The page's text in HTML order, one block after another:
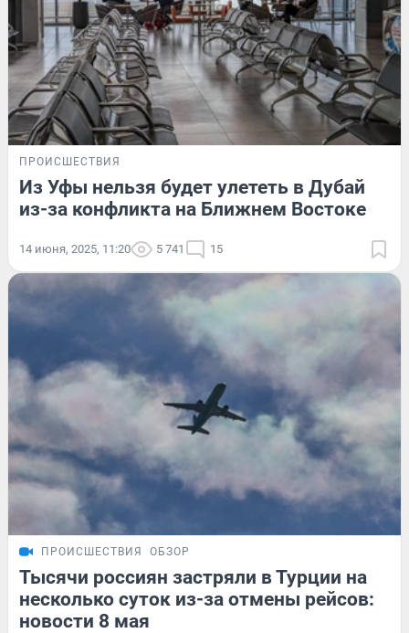
ПРОИСШЕСТВИЯ
Из Уфы нельзя будет улететь в Дубай
из-за конфликта на Ближнем Востоке
14 июня, 2025, 11:20 5 741 15
ПРОИСШЕСТВИЯ ОБЗОР
Тысячи россиян застряли в Турции на
несколько суток из-за отмены рейсов:
новости 8 мая